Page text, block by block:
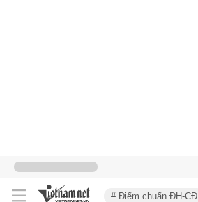
# Điểm chuẩn ĐH-CĐ